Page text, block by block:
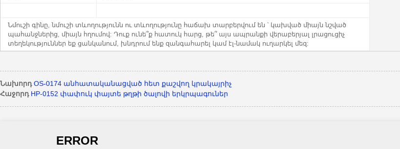
Նմուշի գինը, նմուշի տևողությունն ու տևողությունը հաճախ տարբերվում են ՝ կախված միայն նշված
պահանջներից, միայն հղումով: Դուք ունե՞ք հատուկ հարց, թե՞ այս ապրանքի վերաբերյալ լրացուցիչ
տեղեկություններ եք ցանկանում, խնդրում ենք զանգահարել կամ էլ-նամակ ուղարկել մեզ:
Նախորդ OS-0174 անհատականացված հետ քաշվող կրակայրիչ
Հաջորդ HP-0152 փափուկ փայտե թղթի ծալովի երկրպագուներ